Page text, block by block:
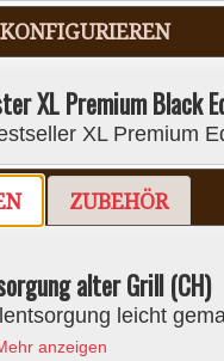
041 210 27 85
ZUBEHÖR
XL Premium Black
XL Premium
ZUBEHÖR
alter Grill (CH)
leicht
anzeigen